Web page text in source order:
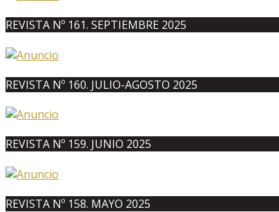
REVISTA Nº 161. SEPTIEMBRE 2025
REVISTA Nº 160. JULIO-AGOSTO 2025
REVISTA Nº 159. JUNIO 2025
REVISTA Nº 158. MAYO 2025